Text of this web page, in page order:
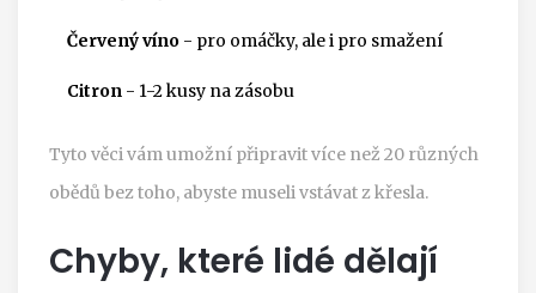
Červený víno - pro omáčky, ale i pro smažení
Citron - 1-2 kusy na zásobu
Tyto věci vám umožní připravit více než 20 různých
obědů bez toho, abyste museli vstávat z křesla.
Chyby, které lidé dělají